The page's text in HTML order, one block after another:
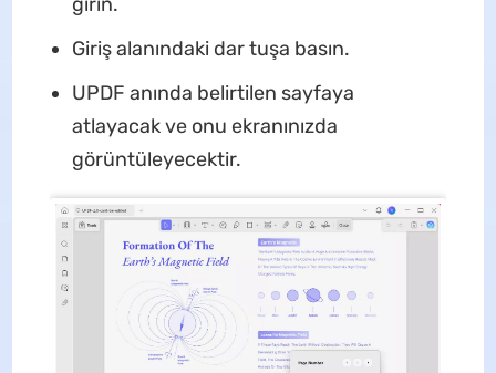
Giriş alanındaki dar tuşa basın.
UPDF anında belirtilen sayfaya
atlayacak ve onu ekranınızda
görüntüleyecektir.